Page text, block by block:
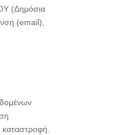
(Δημόσια
(email),